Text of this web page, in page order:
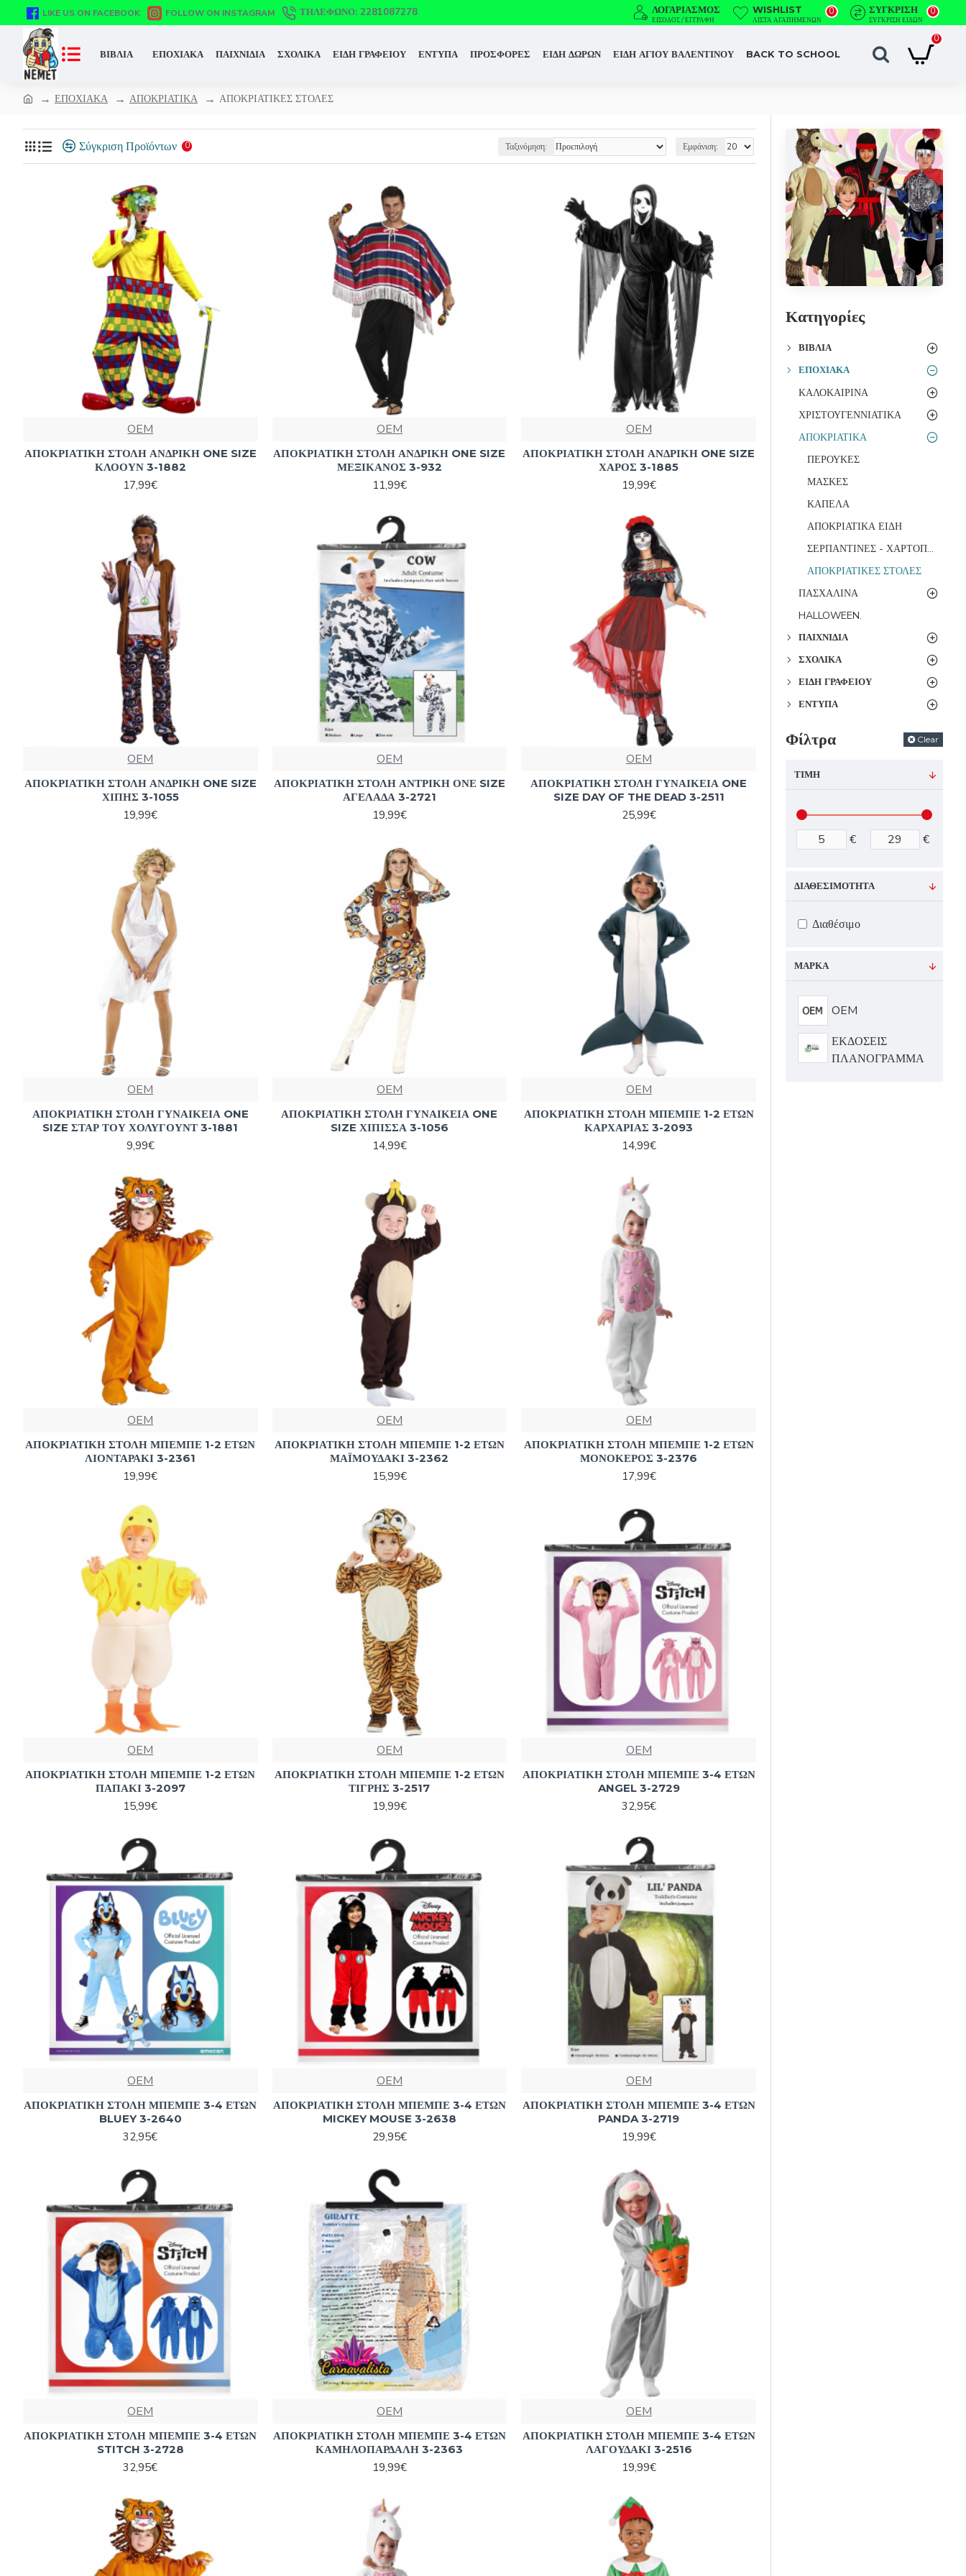
LIKE US ON FACEBOOK FOLLOW ON INSTAGRAM ΤΗΛΈΦΩΝΟ: 2281087278 ΛΟΓΑΡΙΑΣΜΌΣ
ΕΊΣΟΔΟΣ / ΕΓΓΡΑΦΉ
WISHLIST
ΛΊΣΤΑ ΑΓΑΠΗΜΈΝΩΝ
0 ΣΎΓΚΡΙΣΗ
ΣΎΓΚΡΙΣΗ ΕΙΔΏΝ
0
ΒΙΒΛΙΑ ΕΠΟΧΙΑΚΑ ΠΑΙΧΝΙΔΙΑ ΣΧΟΛΙΚΑ ΕΙΔΗ ΓΡΑΦΕΙΟΥ ΕΝΤΥΠΑ ΠΡΟΣΦΟΡΕΣ ΕΙΔΗ ΔΩΡΩΝ ΕΙΔΗ ΑΓΙΟΥ ΒΑΛΕΝΤΙΝΟΥ BACK TO SCHOOL
0
ΕΠΟΧΙΑΚΑ ΑΠΟΚΡΙΑΤΙΚΑ ΑΠΟΚΡΙΑΤΙΚΕΣ ΣΤΟΛΕΣ
Σύγκριση Προϊόντων 0 Ταξινόμηση: Εμφάνιση:
OEM
ΑΠΟΚΡΙΑΤΙΚΗ ΣΤΟΛΗ ΑΝΔΡΙΚΗ ONE SIZE
ΚΛΟΟΥΝ 3-1882
17,99€
OEM
ΑΠΟΚΡΙΑΤΙΚΗ ΣΤΟΛΗ ΑΝΔΡΙΚΗ ONE SIZE
ΜΕΞΙΚΑΝΟΣ 3-932
11,99€
OEM
ΑΠΟΚΡΙΑΤΙΚΗ ΣΤΟΛΗ ΑΝΔΡΙΚΗ ONE SIZE
ΧΑΡΟΣ 3-1885
19,99€
OEM
ΑΠΟΚΡΙΑΤΙΚΗ ΣΤΟΛΗ ΑΝΔΡΙΚΗ ONE SIZE
ΧΙΠΗΣ 3-1055
19,99€
OEM
ΑΠΟΚΡΙΑΤΙΚΗ ΣΤΟΛΗ ΑΝΤΡΙΚΗ ΟΝΕ SIZE
ΑΓΕΛΑΔΑ 3-2721
19,99€
OEM
ΑΠΟΚΡΙΑΤΙΚΗ ΣΤΟΛΗ ΓΥΝΑΙΚΕΙΑ ONE
SIZE DAY OF THE DEAD 3-2511
25,99€
OEM
ΑΠΟΚΡΙΑΤΙΚΗ ΣΤΟΛΗ ΓΥΝΑΙΚΕΙΑ ONE
SIZE ΣΤΑΡ ΤΟΥ ΧΟΛΥΓΟΥΝΤ 3-1881
9,99€
OEM
ΑΠΟΚΡΙΑΤΙΚΗ ΣΤΟΛΗ ΓΥΝΑΙΚΕΙΑ ONE
SIZE ΧΙΠΙΣΣΑ 3-1056
14,99€
OEM
ΑΠΟΚΡΙΑΤΙΚΗ ΣΤΟΛΗ ΜΠΕΜΠΕ 1-2 ΕΤΩΝ
ΚΑΡΧΑΡΙΑΣ 3-2093
14,99€
OEM
ΑΠΟΚΡΙΑΤΙΚΗ ΣΤΟΛΗ ΜΠΕΜΠΕ 1-2 ΕΤΩΝ
ΛΙΟΝΤΑΡΑΚΙ 3-2361
19,99€
OEM
ΑΠΟΚΡΙΑΤΙΚΗ ΣΤΟΛΗ ΜΠΕΜΠΕ 1-2 ΕΤΩΝ
ΜΑΪΜΟΥΔΑΚΙ 3-2362
15,99€
OEM
ΑΠΟΚΡΙΑΤΙΚΗ ΣΤΟΛΗ ΜΠΕΜΠΕ 1-2 ΕΤΩΝ
ΜΟΝΟΚΕΡΟΣ 3-2376
17,99€
OEM
ΑΠΟΚΡΙΑΤΙΚΗ ΣΤΟΛΗ ΜΠΕΜΠΕ 1-2 ΕΤΩΝ
ΠΑΠΑΚΙ 3-2097
15,99€
OEM
ΑΠΟΚΡΙΑΤΙΚΗ ΣΤΟΛΗ ΜΠΕΜΠΕ 1-2 ΕΤΩΝ
ΤΙΓΡΗΣ 3-2517
19,99€
OEM
ΑΠΟΚΡΙΑΤΙΚΗ ΣΤΟΛΗ ΜΠΕΜΠΕ 3-4 ΕΤΩΝ
ANGEL 3-2729
32,95€
OEM
ΑΠΟΚΡΙΑΤΙΚΗ ΣΤΟΛΗ ΜΠΕΜΠΕ 3-4 ΕΤΩΝ
BLUEY 3-2640
32,95€
OEM
ΑΠΟΚΡΙΑΤΙΚΗ ΣΤΟΛΗ ΜΠΕΜΠΕ 3-4 ΕΤΩΝ
MICKEY MOUSE 3-2638
29,95€
OEM
ΑΠΟΚΡΙΑΤΙΚΗ ΣΤΟΛΗ ΜΠΕΜΠΕ 3-4 ΕΤΩΝ
PANDA 3-2719
19,99€
OEM
ΑΠΟΚΡΙΑΤΙΚΗ ΣΤΟΛΗ ΜΠΕΜΠΕ 3-4 ΕΤΩΝ
STITCH 3-2728
32,95€
OEM
ΑΠΟΚΡΙΑΤΙΚΗ ΣΤΟΛΗ ΜΠΕΜΠΕ 3-4 ΕΤΩΝ
ΚΑΜΗΛΟΠΑΡΔΑΛΗ 3-2363
19,99€
OEM
ΑΠΟΚΡΙΑΤΙΚΗ ΣΤΟΛΗ ΜΠΕΜΠΕ 3-4 ΕΤΩΝ
ΛΑΓΟΥΔΑΚΙ 3-2516
19,99€
Κατηγορίες
ΒΙΒΛΊΑ
ΕΠΟΧΙΑΚΆ
ΚΑΛΟΚΑΙΡΙΝΑ
ΧΡΙΣΤΟΥΓΕΝΝΙΑΤΙΚΑ
ΑΠΟΚΡΙΑΤΙΚΑ
ΠΕΡΟΥΚΕΣ
ΜΑΣΚΕΣ
ΚΑΠΕΛΑ
ΑΠΟΚΡΙΑΤΙΚΑ ΕΙΔΗ
ΣΕΡΠΑΝΤΙΝΕΣ - ΧΑΡΤΟΠΟΛΕΜΟΣ
ΑΠΟΚΡΙΑΤΙΚΕΣ ΣΤΟΛΕΣ
ΠΑΣΧΑΛΙΝΑ
HALLOWEEN.
ΠΑΙΧΝΊΔΙΑ
ΣΧΟΛΙΚΆ
ΕΊΔΗ ΓΡΑΦΕΊΟΥ
ΈΝΤΥΠΑ
Φίλτρα Clear
ΤΙΜΉ
€ €
ΜΆΡΚΑ
OEM
ΕΚΔΟΣΕΙΣ
ΠΛΑΝΟΓΡΑΜΜΑ
ΔΙΑΘΕΣΙΜΌΤΗΤΑ
Διαθέσιμο